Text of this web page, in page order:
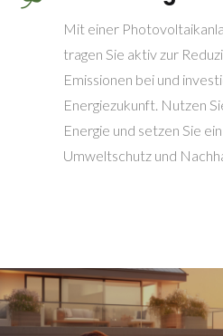
Mit einer
tragen Sie aktiv zur
Emissionen bei und
Energiezukunft. Nutzen
Energie und setzen Sie
Umweltschutz und